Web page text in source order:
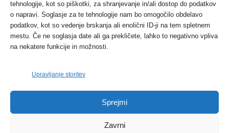
tehnologije, kot so piškotki, za shranjevanje in/ali dostop do podatkov
o napravi. Soglasje za te tehnologije nam bo omogočilo obdelavo
podatkov, kot so vedenje brskanja ali enolični ID-ji na tem spletnem
mestu. Če ne soglasja date ali ga prekličete, lahko to negativno vpliva
na nekatere funkcije in možnosti.
Upravljanje storitev
Sprejmi
Zavrni
svetu pa vedno bolj...
Dogodki 12. maja, 2017
Tožilstvo v Celovcu v korist elektrarnam
Verbund
FOTO: Razstava cvetličarskega mojstra Andreja
Dogodki 27. novembra, 2017